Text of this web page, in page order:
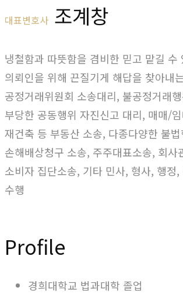
대표변호사 조계창
냉철함과 따뜻함을 겸비한 믿고 맡길 수
의뢰인을 위해 끈질기게 해답을 찾아내
공정거래위원회 소송대리, 불공정거래
부당한 공동행위 자진신고 대리, 매매/
재건축 등 부동산 소송, 다종다양한 불법
손해배상청구 소송, 주주대표소송, 회사
소비자 집단소송, 기타 민사, 형사, 행정
수행
Profile
경희대학교 법과대학 졸업